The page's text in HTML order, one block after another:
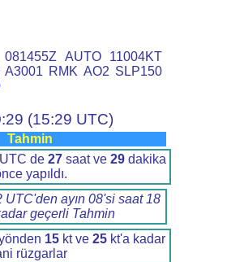
AUTO 11004KT
RMK AO2 SLP150
(15:29 UTC)
Tahmin
de 27saat ve 29dakika
yapıldı.
UTC'den ayın 08'si saat 18
geçerli Tahmin
15kt ve 25kt'a kadar
rüzgarlar